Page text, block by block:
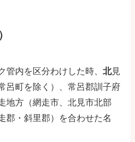
管内を区分わけした時、北見
呂町を除く）、常呂郡訓子府
地方（網走市、北見市北部
郡・斜里郡）を合わせた名